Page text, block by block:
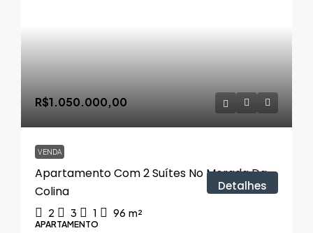
R$1.050.000,00
VENDA
Apartamento Com 2 Suítes No Morada Da
Colina
2 3 1 96 m²
APARTAMENTO
Detalhes